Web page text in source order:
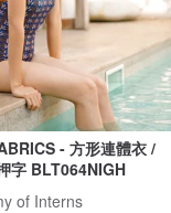
- 方形連體衣 /
字 BLT064NIGH
of Interns